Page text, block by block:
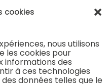
cookies
nous utilisons
les cookies pour
informations des
à ces technologies
données telles que le
&
&
&
Médecine
Interne
En Savoir
Plus